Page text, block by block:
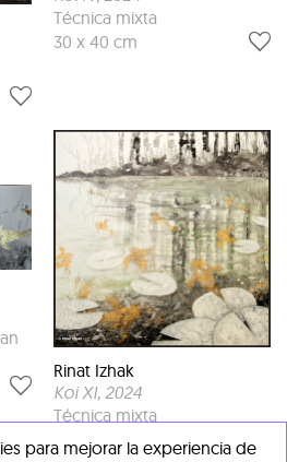
Técnica mixta
30 x 40 cm
Rinat Izhak
Koi XI, 2024
Técnica mixta
100 x 100 cm
para mejorar la experiencia de